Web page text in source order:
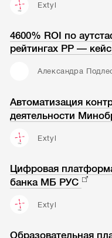
Extyl
4600% ROI по
рейтингах РР —
Александра
Автоматизация
деятельности
Extyl
Цифровая
банка МБ РУС
Extyl
Образовательная